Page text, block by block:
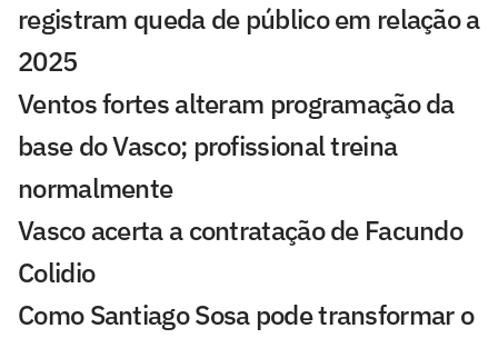
registram queda de público em relação a
2025
Ventos fortes alteram programação da
base do Vasco; profissional treina
normalmente
Vasco acerta a contratação de Facundo
Colidio
Como Santiago Sosa pode transformar o